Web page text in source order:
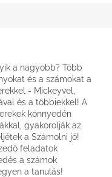
a nagyobb? Több
és a számokat a
- Mickeyvel,
és a többiekkel! A
könnyedén
gyakorolják az
a Számolni jó!
feladatok
a számok
a tanulás!